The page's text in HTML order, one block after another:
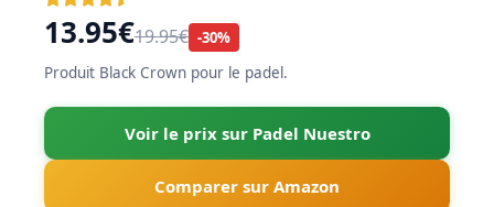
13.95€19.95€ -30%
Produit Black Crown pour le padel.
Voir le prix sur Padel Nuestro
Comparer sur Amazon